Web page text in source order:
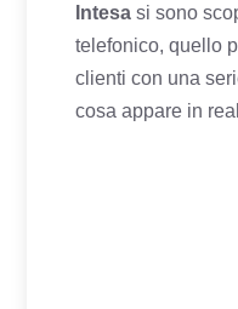
Intesa si sono
telefonico, quello
clienti con una
cosa appare in